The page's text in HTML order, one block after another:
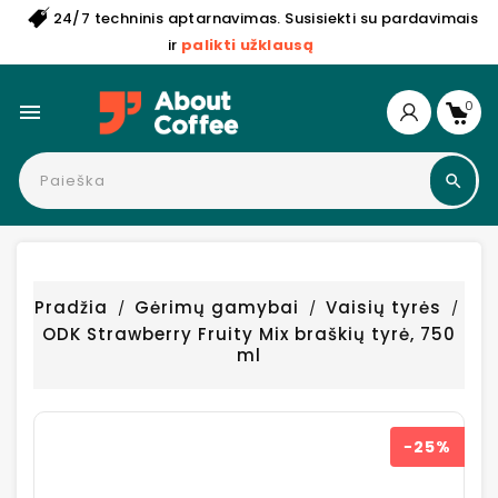
24/7 techninis aptarnavimas. Susisiekti su pardavimais
ir palikti užklausą
 0
Pradžia Gėrimų gamybai
Vaisių tyrės
ODK Strawberry Fruity Mix braškių tyrė, 750
ml
−25%